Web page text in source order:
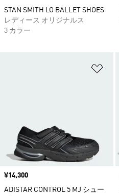
STAN SMITH LO BALLET SHOES
レディース オリジナルス
3 カラー
価格
¥14,300
ADISTAR CONTROL 5 MJ シュー